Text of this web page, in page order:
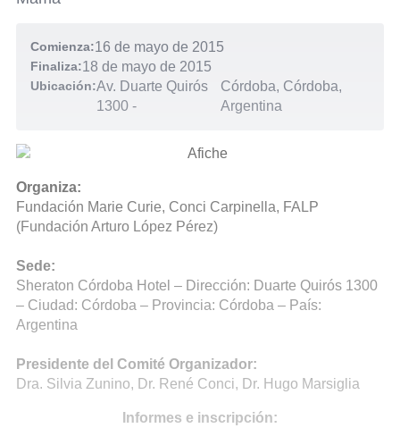
Comienza:16 de mayo de 2015
Finaliza:18 de mayo de 2015
Ubicación:Av. Duarte Quirós
1300 -
Córdoba, Córdoba,
Argentina
Organiza:
Fundación Marie Curie, Conci Carpinella, FALP
(Fundación Arturo López Pérez)
Sede:
Sheraton Córdoba Hotel – Dirección: Duarte Quirós 1300
– Ciudad: Córdoba – Provincia: Córdoba – País:
Argentina
Presidente del Comité Organizador:
Dra. Silvia Zunino, Dr. René Conci, Dr. Hugo Marsiglia
Informes e inscripción: